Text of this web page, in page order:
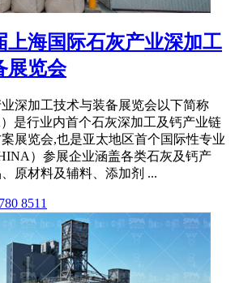
上海国际石灰产业深加工
展览会
深加工技术与装备展览会以下简称
是行业内首个石灰深加工及钙产业链
展览会,也是亚太地区首个国际性专业
）参展企业涵盖各类石灰及钙产
原材料及辅料、添加剂 ...
8511